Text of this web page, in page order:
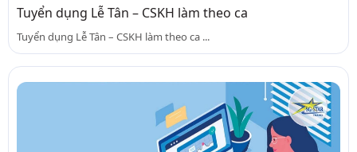
Tuyển dụng Lễ Tân – CSKH làm theo ca
Tuyển dụng Lễ Tân – CSKH làm theo ca ...